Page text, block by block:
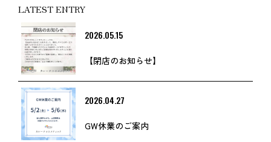
LATEST ENTRY
2026.05.15
【閉店のお知らせ】
2026.04.27
GW休業のご案内